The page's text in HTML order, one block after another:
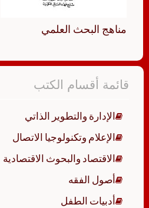
مناهج البحث العلمي
قائمة أقسام الكتب
الإدارة والتطوير الذاتي
الإعلام وتكنولوجيا الاتصال
الاقتصاد والبحوث الاقتصادية
أصول الفقه
أدبيات الطفل